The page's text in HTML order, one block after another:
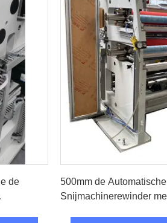
de
500mm de
Snijmachinerewinder